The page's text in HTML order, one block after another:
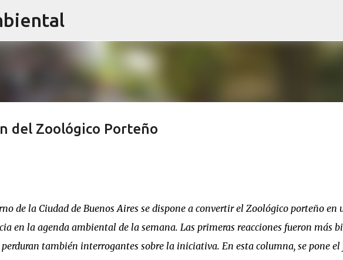
del Zoológico Porteño
de la Ciudad de Buenos Aires se dispone a convertir el Zoológico porteño en
en la agenda ambiental de la semana. Las primeras reacciones fueron más
también interrogantes sobre la iniciativa. En esta columna, se pone el